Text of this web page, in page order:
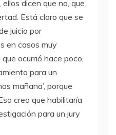
dicen que no, que
Está claro que se
juicio por
en casos muy
ocurrió hace poco,
para un
mañana’, porque
creo que habilitaría
para un jury